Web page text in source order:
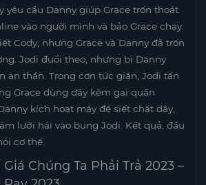
yêu cầu Danny giúp Grace trốn thoát.
vào người mình và bảo Grace chạy.
Cody, nhưng Grace và Danny đã trốn
Jodi đuổi theo, nhưng bị Danny
an thần. Trong cơn tức giận, Jodi tấn
Grace dùng dây kẽm gai quấn
kích hoạt máy để siết chặt dây,
lưỡi hái vào bụng Jodi. Kết quả, đầu
cơ thể.
Chúng Ta Phải Trả 2023 –